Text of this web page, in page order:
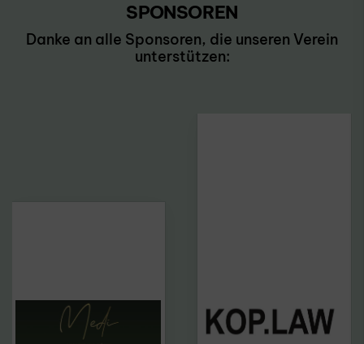
SPONSOREN
Danke an alle Sponsoren, die unseren Verein
unterstützen: